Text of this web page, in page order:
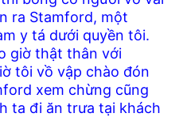
ra Stamford, một
y tá dưới quyền tôi.
giờ thật thân với
tôi vồ vập chào đón
xem chừng cũng
ta đi ăn trưa tại khách